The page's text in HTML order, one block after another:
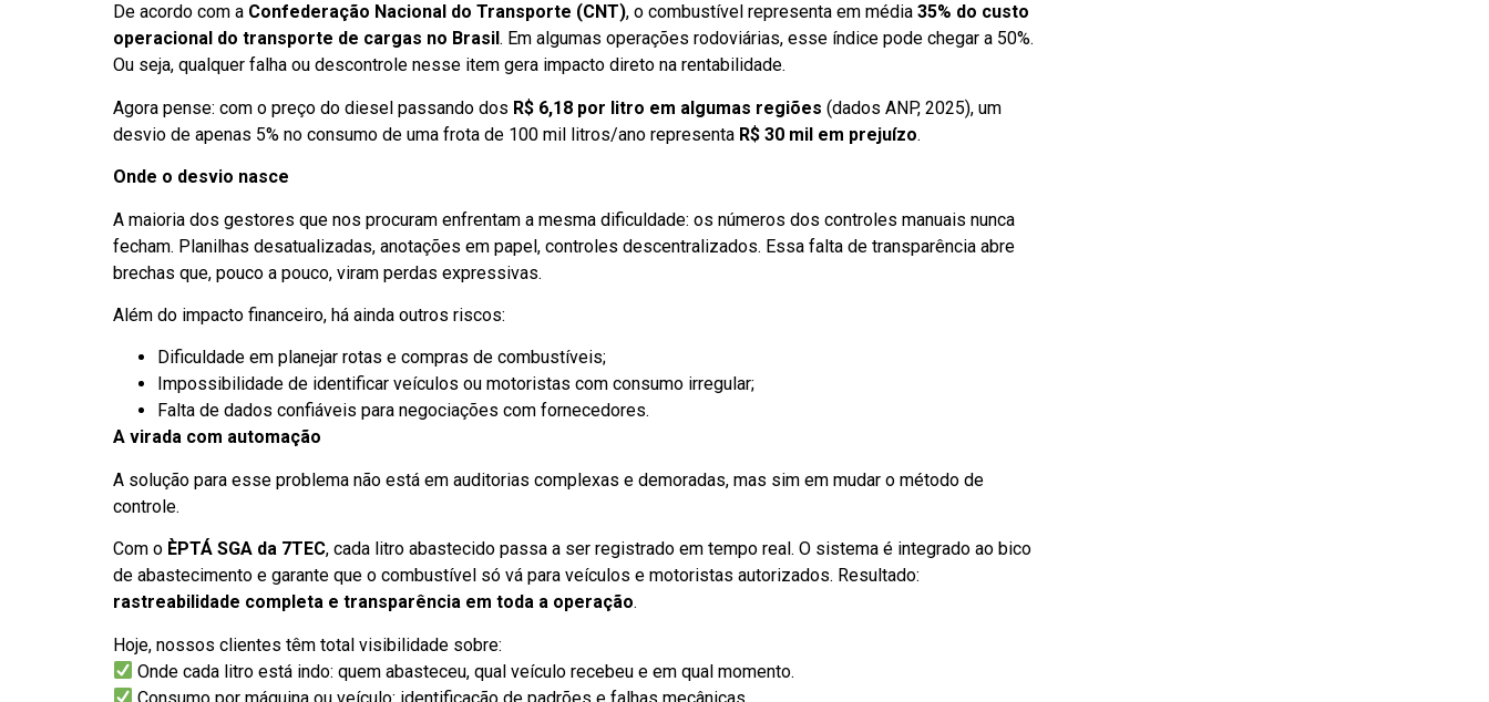
De acordo com a Confederação Nacional do Transporte (CNT), o combustível representa em média 35% do custo
operacional do transporte de cargas no Brasil . Em algumas operações rodoviárias, esse índice pode chegar a 50%.
Ou seja, qualquer falha ou descontrole nesse item gera impacto direto na rentabilidade.
Agora pense: com o preço do diesel passando dos R$ 6,18 por litro em algumas regiões (dados ANP, 2025), um
desvio de apenas 5% no consumo de uma frota de 100 mil litros/ano representa R$ 30 mil em prejuízo.
Onde o desvio nasce
A maioria dos gestores que nos procuram enfrentam a mesma dificuldade: os números dos controles manuais nunca
fecham. Planilhas desatualizadas, anotações em papel, controles descentralizados. Essa falta de transparência abre
brechas que, pouco a pouco, viram perdas expressivas.
Além do impacto financeiro, há ainda outros riscos:
Dificuldade em planejar rotas e compras de combustíveis;
Impossibilidade de identificar veículos ou motoristas com consumo irregular;
Falta de dados confiáveis para negociações com fornecedores.
A virada com automação
A solução para esse problema não está em auditorias complexas e demoradas, mas sim em mudar o método de
controle.
Com o ÈPTÁ SGA da 7TEC, cada litro abastecido passa a ser registrado em tempo real. O sistema é integrado ao bico
de abastecimento e garante que o combustível só vá para veículos e motoristas autorizados. Resultado:
rastreabilidade completa e transparência em toda a operação.
Hoje, nossos clientes têm total visibilidade sobre:
Onde cada litro está indo: quem abasteceu, qual veículo recebeu e em qual momento.
Consumo por máquina ou veículo: identificação de padrões e falhas mecânicas.